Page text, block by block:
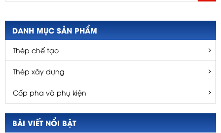
DANH MỤC SẢN PHẨM
Thép chế tạo
Thép xây dựng
Cốp pha và phụ kiện
BÀI VIẾT NỔI BẬT